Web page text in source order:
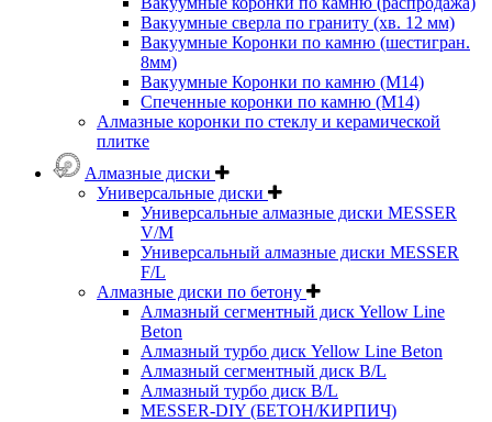
Вакуумные сверла по граниту (хв. 12 мм)
Вакуумные Коронки по камню (шестигран.
8мм)
Вакуумные Коронки по камню (M14)
Спеченные коронки по камню (M14)
Алмазные коронки по стеклу и керамической
плитке
Алмазные диски
Универсальные диски
Универсальные алмазные диски MESSER
V/M
Универсальный алмазные диски MESSER
F/L
Алмазные диски по бетону
Алмазный сегментный диск Yellow Line
Beton
Алмазный турбо диск Yellow Line Beton
Алмазный сегментный диск B/L
Алмазный турбо диск B/L
MESSER-DIY (БЕТОН/КИРПИЧ)